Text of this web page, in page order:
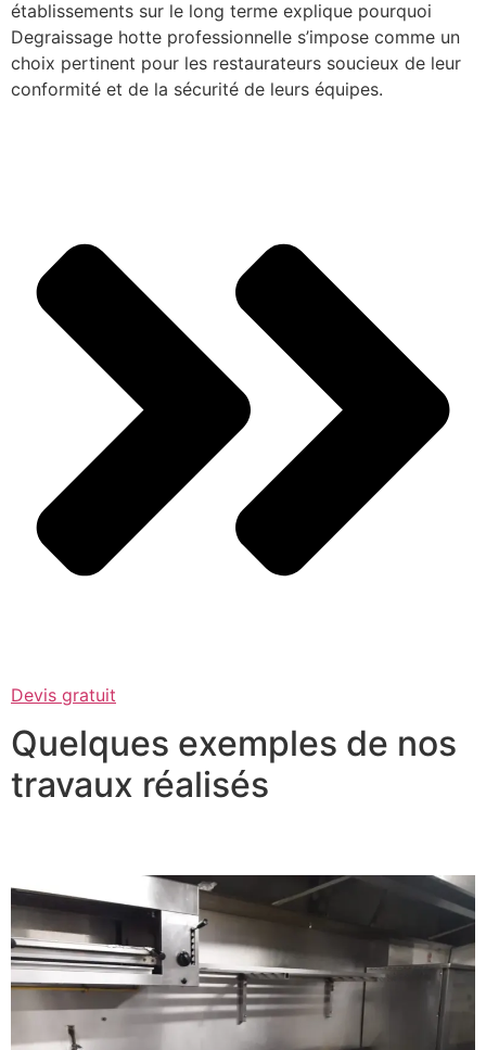
établissements sur le long terme explique pourquoi
Degraissage hotte professionnelle s’impose comme un
choix pertinent pour les restaurateurs soucieux de leur
conformité et de la sécurité de leurs équipes.
Devis gratuit
Quelques exemples de nos
travaux réalisés